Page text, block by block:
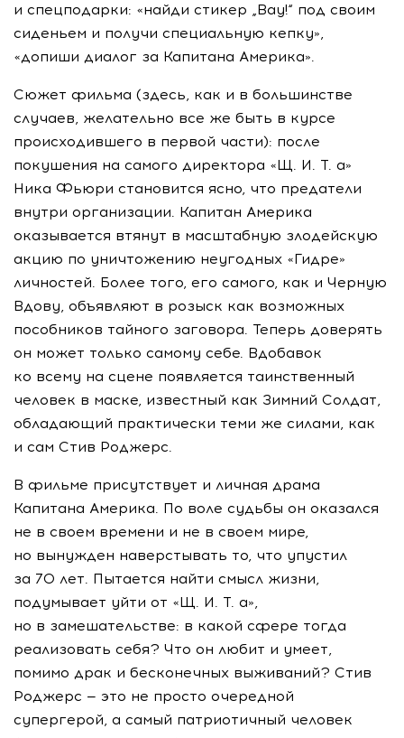
и спецподарки: «найди стикер „Вау!“ под своим
сиденьем и получи специальную кепку»,
«допиши диалог за Капитана Америка».
Сюжет фильма (здесь, как и в большинстве
случаев, желательно все же быть в курсе
происходившего в первой части): после
покушения на самого директора «Щ. И. Т. а»
Ника Фьюри становится ясно, что предатели
внутри организации. Капитан Америка
оказывается втянут в масштабную злодейскую
акцию по уничтожению неугодных «Гидре»
личностей. Более того, его самого, как и Черную
Вдову, объявляют в розыск как возможных
пособников тайного заговора. Теперь доверять
он может только самому себе. Вдобавок
ко всему на сцене появляется таинственный
человек в маске, известный как Зимний Солдат,
обладающий практически теми же силами, как
и сам Стив Роджерс.
В фильме присутствует и личная драма
Капитана Америка. По воле судьбы он оказался
не в своем времени и не в своем мире,
но вынужден наверстывать то, что упустил
за 70 лет. Пытается найти смысл жизни,
подумывает уйти от «Щ. И. Т. а»,
но в замешательстве: в какой сфере тогда
реализовать себя? Что он любит и умеет,
помимо драк и бесконечных выживаний? Стив
Роджерс — это не просто очередной
супергерой, а самый патриотичный человек